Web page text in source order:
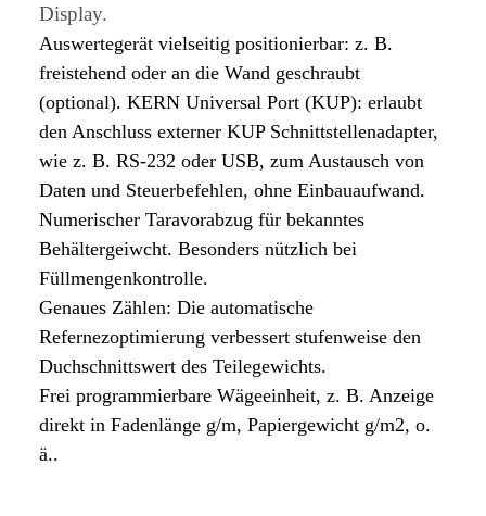
Display.
Auswertegerät vielseitig positionierbar: z. B.
freistehend oder an die Wand geschraubt
(optional). KERN Universal Port (KUP): erlaubt
den Anschluss externer KUP Schnittstellenadapter,
wie z. B. RS-232 oder USB, zum Austausch von
Daten und Steuerbefehlen, ohne Einbauaufwand.
Numerischer Taravorabzug für bekanntes
Behältergeiwcht. Besonders nützlich bei
Füllmengenkontrolle.
Genaues Zählen: Die automatische
Refernezoptimierung verbessert stufenweise den
Duchschnittswert des Teilegewichts.
Frei programmierbare Wägeeinheit, z. B. Anzeige
direkt in Fadenlänge g/m, Papiergewicht g/m2, o.
ä..